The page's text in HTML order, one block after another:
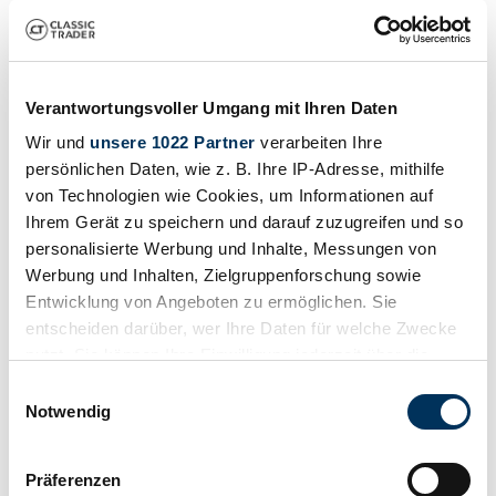
Verantwortungsvoller Umgang mit Ihren Daten
Wir und unsere 1022 Partner verarbeiten Ihre
persönlichen Daten, wie z. B. Ihre IP-Adresse, mithilfe
von Technologien wie Cookies, um Informationen auf
Ihrem Gerät zu speichern und darauf zuzugreifen und so
personalisierte Werbung und Inhalte, Messungen von
Werbung und Inhalten, Zielgruppenforschung sowie
Entwicklung von Angeboten zu ermöglichen. Sie
entscheiden darüber, wer Ihre Daten für welche Zwecke
Trigger Symbol ändern oder widerrufen
Informationen über Ihre geografische Lage
Notwendig
Präferenzen
Suchergebnisse
Benachrichtigung erstellen
Lassen Sie sich benachrichtigen, sobald ein Inserat veröffentlicht
wird, das Ihren Suchkriterien entspricht.
Suchauftrag einrichten
erstellen Sie jetzt ein Inserat.
"JC Sceriffa" Inserats-Referenzen von Classic Trader